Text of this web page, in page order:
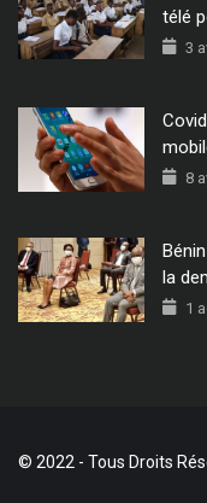
télé
3
8
la
1
© 2022 - Tous Droits